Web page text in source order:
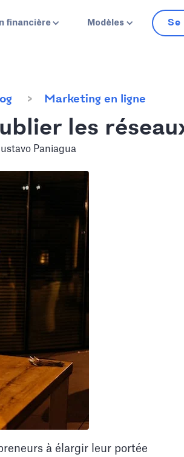
financière Modèles
Marketing en ligne
les
Paniagua
à élargir leur portée